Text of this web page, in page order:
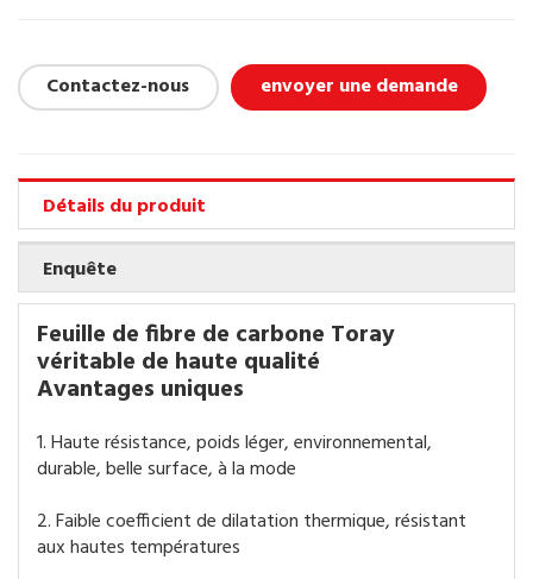
Contactez-nous envoyer une demande
Détails du produit
Enquête
Feuille de fibre de carbone Toray
véritable de haute qualité
Avantages uniques
1. Haute résistance, poids léger, environnemental,
durable, belle surface, à la mode
2. Faible coefficient de dilatation thermique, résistant
aux hautes températures